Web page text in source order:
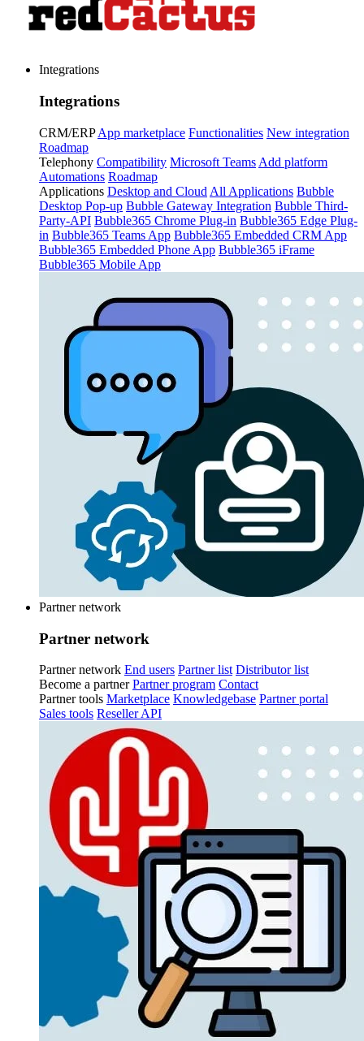
Integrations
Integrations
CRM/ERP App marketplace Functionalities New integration
Roadmap
Telephony Compatibility Microsoft Teams Add platform
Automations Roadmap
Applications Desktop and Cloud All Applications Bubble
Desktop Pop-up Bubble Gateway Integration Bubble Third-
Party-API Bubble365 Chrome Plug-in Bubble365 Edge Plug-
in Bubble365 Teams App Bubble365 Embedded CRM App
Bubble365 Embedded Phone App Bubble365 iFrame
Bubble365 Mobile App
Partner network
Partner network
Partner network End users Partner list Distributor list
Become a partner Partner program Contact
Partner tools Marketplace Knowledgebase Partner portal
Sales tools Reseller API